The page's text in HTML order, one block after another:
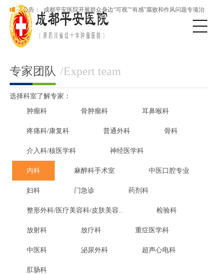
公告：
成都平安医院开展群众身边“可视”“有感”腐败和作风问题专项治
理
本院新版网站正式上线，欢迎访问！
理
专家团队 /Expert team
选择科室了解专家：
肿瘤科 骨肿瘤科 耳鼻喉科
疼痛科/康复科 普通外科 骨科
介入科/核医学科 神经医学科
内科 麻醉科手术室 中医口腔专业
妇科 门急诊 药剂科
整形外科/医疗美容科/皮肤美容.. 检验科
放射科 放疗科 重症医学科
中医科 泌尿外科 超声心电科
肛肠科